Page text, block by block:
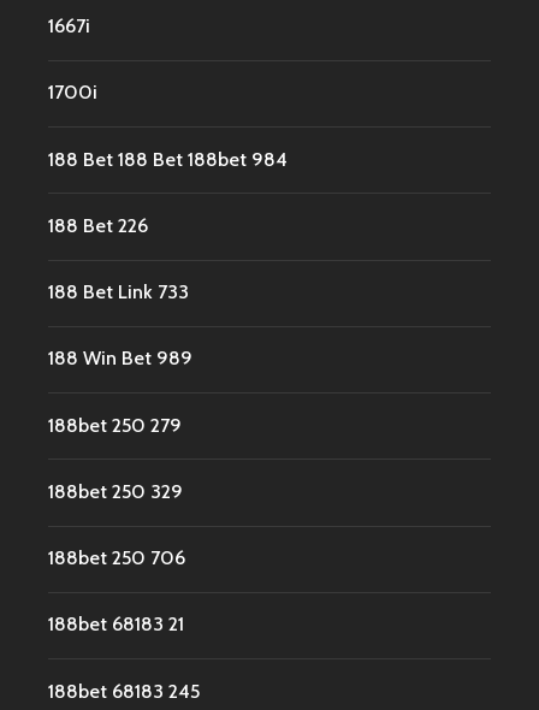
1667i
1700i
188 Bet 188 Bet 188bet 984
188 Bet 226
188 Bet Link 733
188 Win Bet 989
188bet 250 279
188bet 250 329
188bet 250 706
188bet 68183 21
188bet 68183 245